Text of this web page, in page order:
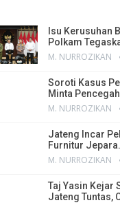
Isu Kerusuhan
Polkam
M. NURROZIKAN
Soroti Kasus
Minta
M. NURROZIKAN
Jateng Incar
Furnitur
M. NURROZIKAN
Taj Yasin Kejar
Jateng Tuntas,